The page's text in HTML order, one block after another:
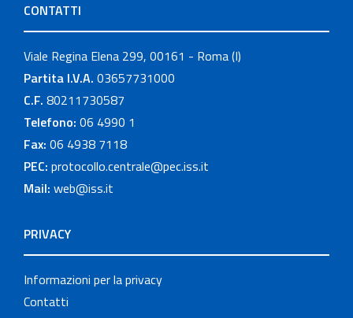
CONTATTI
Viale Regina Elena 299, 00161 - Roma (I)
Partita I.V.A. 03657731000
C.F. 80211730587
Telefono: 06 4990 1
Fax: 06 4938 7118
PEC: protocollo.centrale@pec.iss.it
Mail: web@iss.it
PRIVACY
Informazioni per la privacy
Contatti